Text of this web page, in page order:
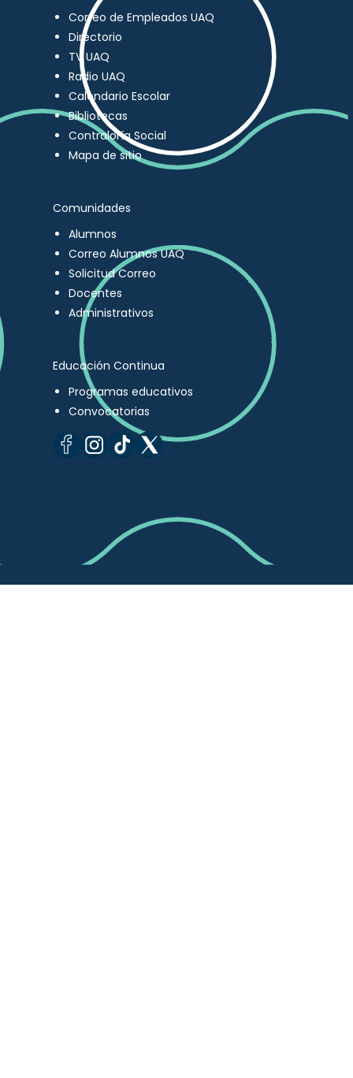
Correo de Empleados UAQ
Directorio
TV UAQ
Radio UAQ
Calendario Escolar
Bibliotecas
Contraloría Social
Mapa de sitio
Comunidades
Alumnos
Correo Alumnos UAQ
Solicitud Correo
Docentes
Administrativos
Educación Continua
Programas educativos
Convocatorias